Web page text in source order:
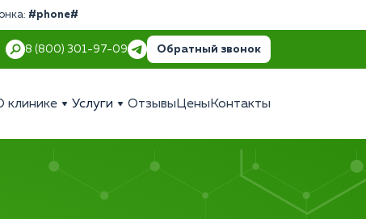
#phone#
8 (800) 301-97-09 Обратный звонок
клинике Услуги Отзывы Цены Контакты